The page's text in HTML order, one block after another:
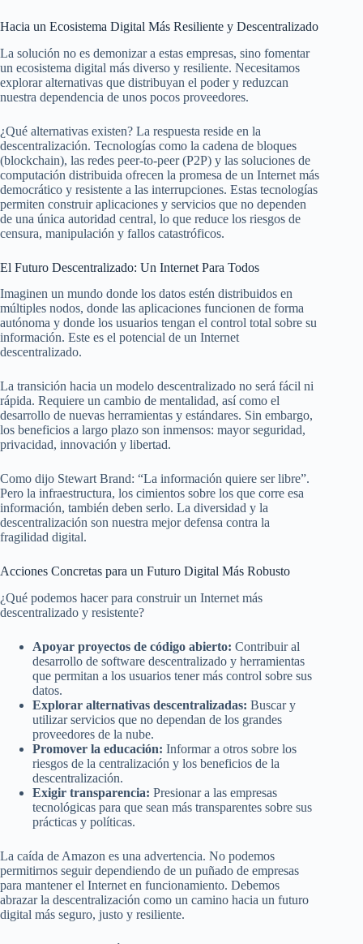
Hacia un Ecosistema Digital Más Resiliente y Descentralizado
La solución no es demonizar a estas empresas, sino fomentar
un ecosistema digital más diverso y resiliente. Necesitamos
explorar alternativas que distribuyan el poder y reduzcan
nuestra dependencia de unos pocos proveedores.
¿Qué alternativas existen? La respuesta reside en la
descentralización. Tecnologías como la cadena de bloques
(blockchain), las redes peer-to-peer (P2P) y las soluciones de
computación distribuida ofrecen la promesa de un Internet más
democrático y resistente a las interrupciones. Estas tecnologías
permiten construir aplicaciones y servicios que no dependen
de una única autoridad central, lo que reduce los riesgos de
censura, manipulación y fallos catastróficos.
El Futuro Descentralizado: Un Internet Para Todos
Imaginen un mundo donde los datos estén distribuidos en
múltiples nodos, donde las aplicaciones funcionen de forma
autónoma y donde los usuarios tengan el control total sobre su
información. Este es el potencial de un Internet
descentralizado.
La transición hacia un modelo descentralizado no será fácil ni
rápida. Requiere un cambio de mentalidad, así como el
desarrollo de nuevas herramientas y estándares. Sin embargo,
los beneficios a largo plazo son inmensos: mayor seguridad,
privacidad, innovación y libertad.
Como dijo Stewart Brand: “La información quiere ser libre”.
Pero la infraestructura, los cimientos sobre los que corre esa
información, también deben serlo. La diversidad y la
descentralización son nuestra mejor defensa contra la
fragilidad digital.
Acciones Concretas para un Futuro Digital Más Robusto
¿Qué podemos hacer para construir un Internet más
descentralizado y resistente?
Apoyar proyectos de código abierto: Contribuir al
desarrollo de software descentralizado y herramientas
que permitan a los usuarios tener más control sobre sus
datos.
Explorar alternativas descentralizadas: Buscar y
utilizar servicios que no dependan de los grandes
proveedores de la nube.
Promover la educación: Informar a otros sobre los
riesgos de la centralización y los beneficios de la
descentralización.
Exigir transparencia: Presionar a las empresas
tecnológicas para que sean más transparentes sobre sus
prácticas y políticas.
La caída de Amazon es una advertencia. No podemos
permitirnos seguir dependiendo de un puñado de empresas
para mantener el Internet en funcionamiento. Debemos
abrazar la descentralización como un camino hacia un futuro
digital más seguro, justo y resiliente.